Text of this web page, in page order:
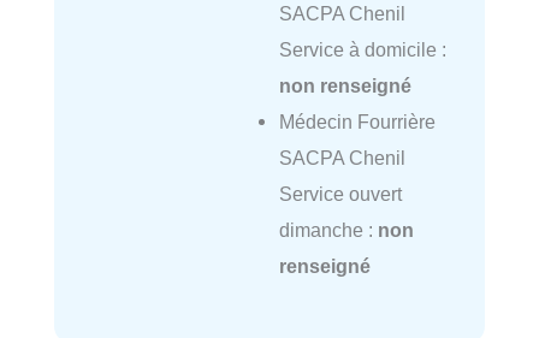
SACPA Chenil
Service à domicile :
non renseigné
Médecin Fourrière
SACPA Chenil
Service ouvert
dimanche : non
renseigné